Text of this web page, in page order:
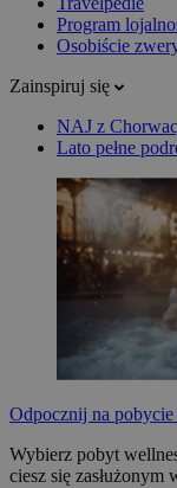
Program
Osobiście
Zainspiruj się
NAJ z
Lato pełne
Odpocznij na pobycie
Wybierz pobyt
ciesz się zasłużonym